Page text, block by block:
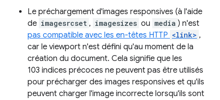
Le préchargement d'images responsives (à l'aide
de imagesrcset , imagesizes ou media ) n'est
pas compatible avec les en-têtes HTTP <link> ,
car le viewport n'est défini qu'au moment de la
création du document. Cela signifie que les
103 indices précoces ne peuvent pas être utilisés
pour précharger des images responsives et qu'ils
peuvent charger l'image incorrecte lorsqu'ils sont